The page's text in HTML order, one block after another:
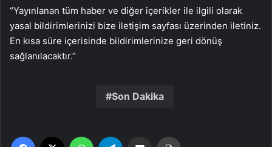
“Yayınlanan tüm haber ve diğer içerikler ile ilgili olarak
yasal bildirimlerinizi bize iletişim sayfası üzerinden iletiniz.
En kısa süre içerisinde bildirimlerinize geri dönüş
sağlanılacaktır.”
Son Dakika
Facebook WhatsApp Email'den paylaş